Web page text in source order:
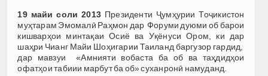
19 майи соли 2013 Президенти Ҷумҳурии Тоҷикистон
муҳтарам Эмомалӣ Раҳмон дар Форуми дуюми об барои
кишварҳои минтақаи Осиё ва Уқёнуси Ором, ки дар
шаҳри Чианг Майи Шоҳигарии Таиланд баргузор гардид,
дар мавзуи «Амнияти вобаста ба об ва таҳдидҳои
офатҳои табиии марбут ба об» суханронӣ намуданд.